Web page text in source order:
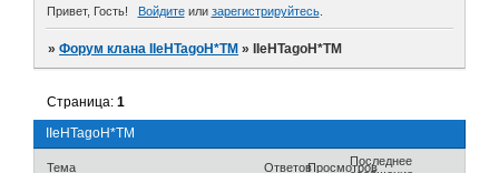
Привет, Гость! Войдитеили зарегистрируйтесь.
»Форум клана IIeHTagoH*TM » IIeHTagoH*TM
IIeHTagoH*TM
Страница:1
Тема ОтветовПросмотровПоследнее